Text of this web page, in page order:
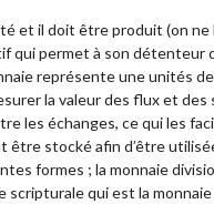
et il doit être produit (on
qui permet à son détenteur
représente une unités
la valeur des flux et des
les échanges, ce qui les
être stocké afin d’être
formes ; la monnaie
scripturale qui est la